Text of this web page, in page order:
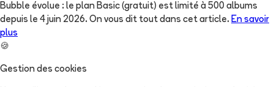
Bubble évolue : le plan Basic (gratuit) est limité à 500 albums
depuis le 4 juin 2026. On vous dit tout dans cet article. En savoir
plus
🍪
Gestion des cookies